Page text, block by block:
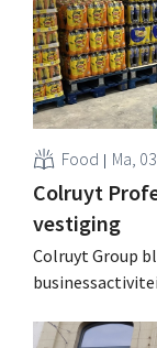
Food Ma,
Colruyt
vestiging
Colruyt Group
winkelformule